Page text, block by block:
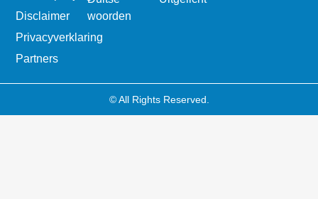
Disclaimer
Privacyverklaring
Partners
woorden
© All Rights Reserved.